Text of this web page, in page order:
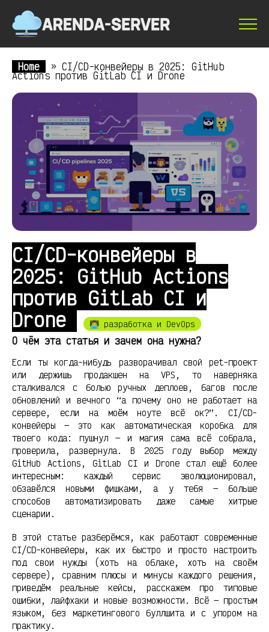
Home » CI/CD-конвейеры в 2025: GitHub
Actions против GitLab CI и Drone
CI/CD-конвейеры в
2025: GitHub Actions
против GitLab CI и
Drone
👨‍💻 разработка и DevOps
О чём эта статья и зачем она нужна?
Если ты когда-нибудь разворачивал свой pet-проект
или держишь продакшен на VPS, то наверняка
сталкивался с болью ручных деплоев, багов после
обновлений и вечного “а почему оно не работает на
сервере, если на моём ноуте всё ок?”. CI/CD-
конвейеры — это как автоматическая коробка для
твоего кода: пушнул — и магия сама всё собрала,
проверила, развернула. В 2025 году выбор между
GitHub Actions, GitLab CI и Drone стал ещё более
интересным: каждый сервис эволюционировал,
обзавёлся новыми фишками, а у тебя — больше
способов автоматизировать даже самые хитрые
сценарии.
В этой статье разберёмся, как работают современные
CI/CD-конвейеры, как их быстро и просто настроить
под свои нужды (хоть на облаке, хоть на своём
сервере), сравним плюсы и минусы каждого решения,
приведём реальные кейсы, расскажем про типовые
ошибки, лайфхаки и новые возможности. Всё — простым
языком, без маркетингового буллшита и с упором на
практику.